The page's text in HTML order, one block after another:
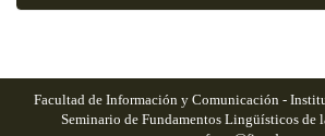
Facultad de Información y Comunicación -
Seminario de Fundamentos Lingüísticos de